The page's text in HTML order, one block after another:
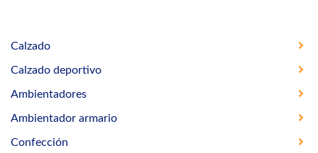
Calzado
Calzado deportivo
Ambientadores
Ambientador armario
Confección